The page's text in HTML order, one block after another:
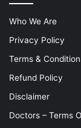
Who We Are
Privacy Policy
Terms &
Refund Policy
Disclaimer
Doctors – Terms